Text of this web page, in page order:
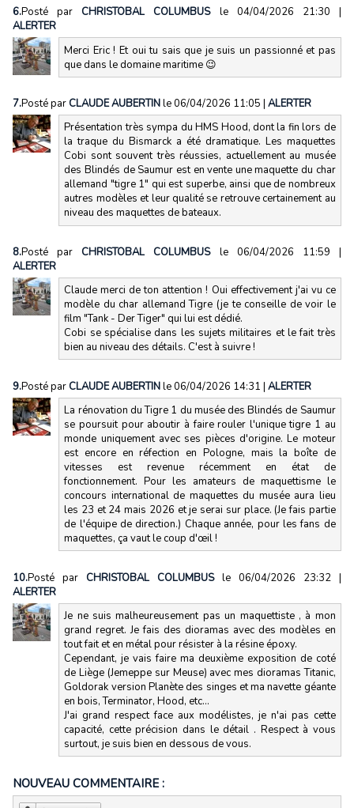
6.Posté parCHRISTOBAL COLUMBUS le 04/04/2026 21:30|
ALERTER
Merci Eric ! Et oui tu sais que je suis un passionné et pas
que dans le domaine maritime 😉
7.Posté parCLAUDE AUBERTINle 06/04/2026 11:05 | ALERTER
Présentation très sympa du HMS Hood, dont la fin lors de
la traque du Bismarck a été dramatique. Les maquettes
Cobi sont souvent très réussies, actuellement au musée
des Blindés de Saumur est en vente une maquette du char
allemand "tigre 1" qui est superbe, ainsi que de nombreux
autres modèles et leur qualité se retrouve certainement au
niveau des maquettes de bateaux.
8.Posté parCHRISTOBAL COLUMBUS le 06/04/2026 11:59|
ALERTER
Claude merci de ton attention ! Oui effectivement j'ai vu ce
modèle du char allemand Tigre (je te conseille de voir le
film "Tank - Der Tiger" qui lui est dédié.
Cobi se spécialise dans les sujets militaires et le fait très
bien au niveau des détails. C'est à suivre !
9.Posté parCLAUDE AUBERTINle 06/04/2026 14:31 | ALERTER
La rénovation du Tigre 1 du musée des Blindés de Saumur
se poursuit pour aboutir à faire rouler l'unique tigre 1 au
monde uniquement avec ses pièces d'origine. Le moteur
est encore en réfection en Pologne, mais la boîte de
vitesses est revenue récemment en état de
fonctionnement. Pour les amateurs de maquettisme le
concours international de maquettes du musée aura lieu
les 23 et 24 mais 2026 et je serai sur place. (Je fais partie
de l'équipe de direction.) Chaque année, pour les fans de
maquettes, ça vaut le coup d'œil !
10.Posté par CHRISTOBAL COLUMBUS le 06/04/2026 23:32 |
ALERTER
Je ne suis malheureusement pas un maquettiste , à mon
grand regret. Je fais des dioramas avec des modèles en
tout fait et en métal pour résister à la résine époxy.
Cependant, je vais faire ma deuxième exposition de coté
de Liège (Jemeppe sur Meuse) avec mes dioramas Titanic,
Goldorak version Planète des singes et ma navette géante
en bois, Terminator, Hood, etc...
J'ai grand respect face aux modélistes, je n'ai pas cette
capacité, cette précision dans le détail . Respect à vous
surtout, je suis bien en dessous de vous.
NOUVEAU COMMENTAIRE :